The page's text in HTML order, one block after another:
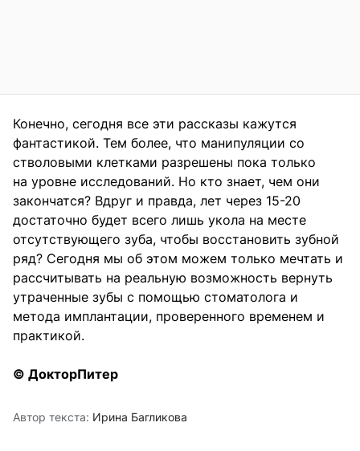
Конечно, сегодня все эти рассказы кажутся
фантастикой. Тем более, что манипуляции со
стволовыми клетками разрешены пока только
на уровне исследований. Но кто знает, чем они
закончатся? Вдруг и правда, лет через 15-20
достаточно будет всего лишь укола на месте
отсутствующего зуба, чтобы восстановить зубной
ряд? Сегодня мы об этом можем только мечтать и
рассчитывать на реальную возможность вернуть
утраченные зубы с помощью стоматолога и
метода имплантации, проверенного временем и
практикой.
© ДокторПитер
Автор текста: Ирина Багликова